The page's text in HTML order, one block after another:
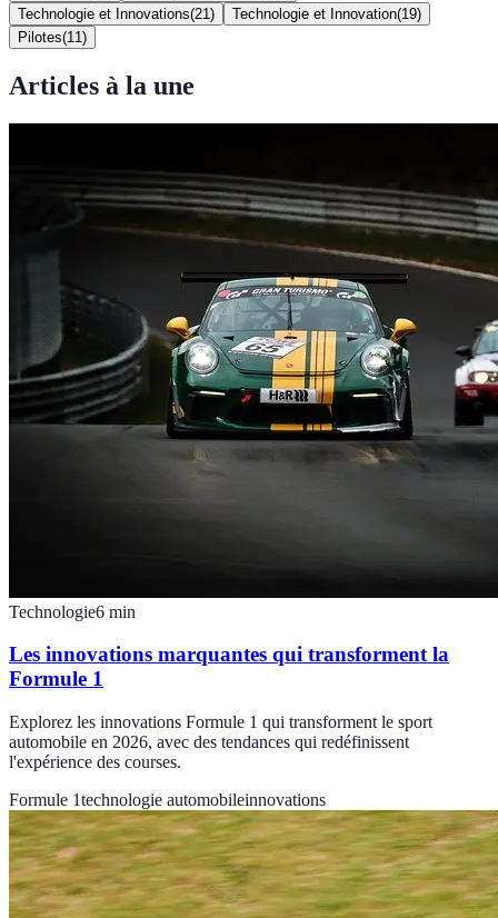
Technologie et Innovations(21 ) Technologie et Innovation(19)
Pilotes(11 )
Articles à la une
Technologie6 min
Les innovations marquantes qui transforment la
Formule 1
Explorez les innovations Formule 1 qui transforment le sport
automobile en 2026, avec des tendances qui redéfinissent
l'expérience des courses.
Formule 1technologie automobileinnovations